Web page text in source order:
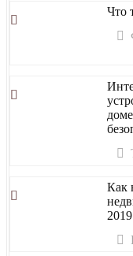
Что
Как